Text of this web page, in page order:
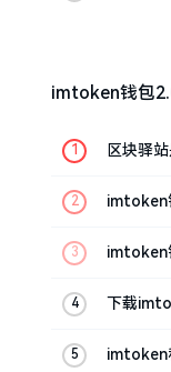
imtoken钱包
区块驿
imtoken
imtoken
下载
imtoken